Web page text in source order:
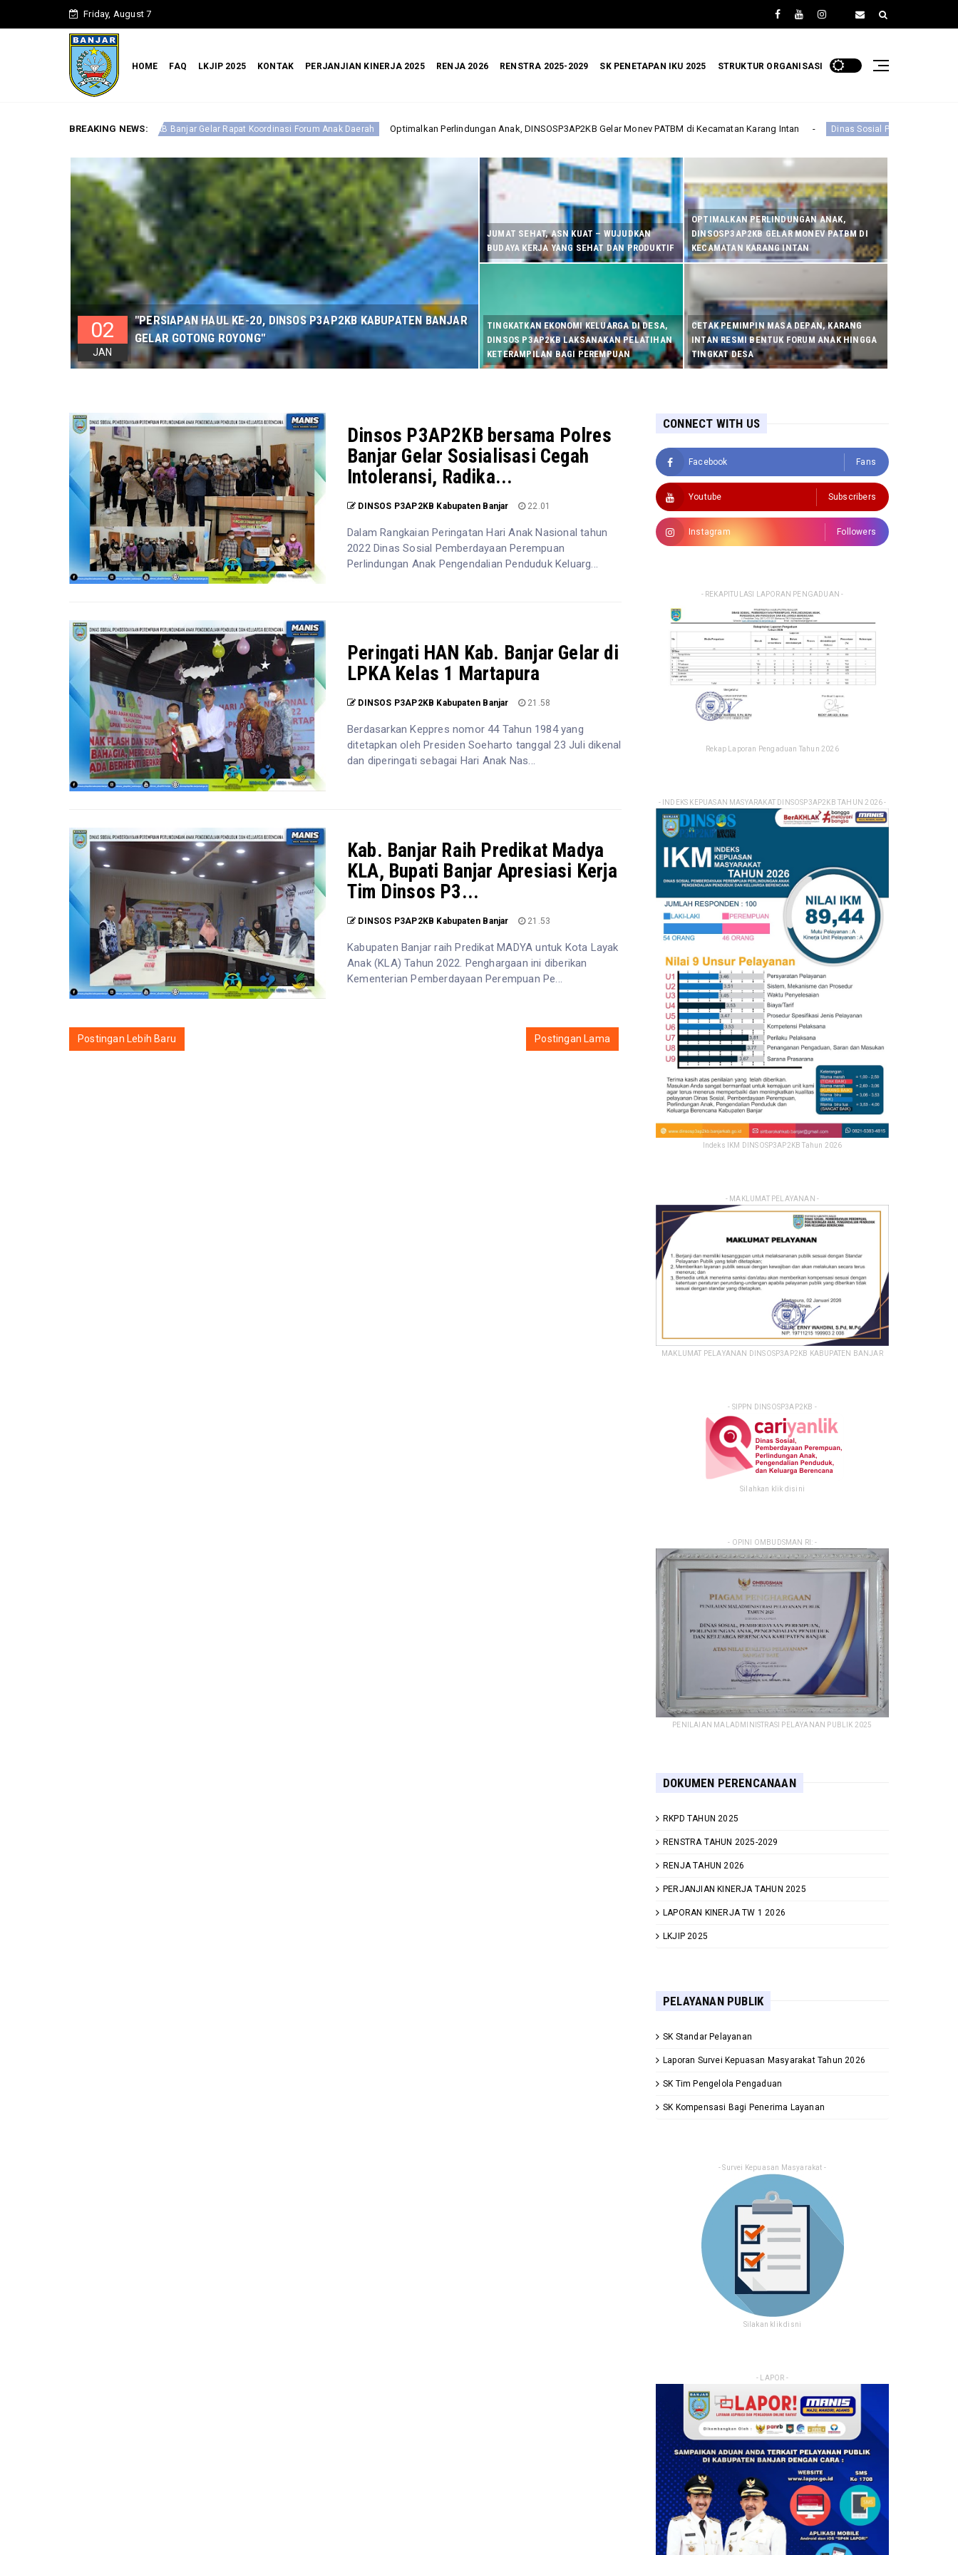
Friday, August 7
HOME FAQ LKJIP 2025 KONTAK PERJANJIAN KINERJA 2025 RENJA 2026 RENSTRA 2025-2029 SK PENETAPAN IKU 2025 STRUKTUR ORGANISASI
BREAKING NEWS:
Banjar Gelar Rapat Koordinasi Forum Anak Daerah Optimalkan Perlindungan Anak, DINSOSP3AP2KB Gelar Monev PATBM di Kecamatan Karang Intan Dinas Sosial P3AP2KB Banjar Gelar Rapat Koordinasi Forum
"PERSIAPAN HAUL KE-20, DINSOS P3AP2KB KABUPATEN BANJAR
GELAR GOTONG ROYONG"
02
JAN
JUMAT SEHAT, ASN KUAT – WUJUDKAN
BUDAYA KERJA YANG SEHAT DAN PRODUKTIF
OPTIMALKAN PERLINDUNGAN ANAK,
DINSOSP3AP2KB GELAR MONEV PATBM DI
KECAMATAN KARANG INTAN
TINGKATKAN EKONOMI KELUARGA DI DESA,
DINSOS P3AP2KB LAKSANAKAN PELATIHAN
KETERAMPILAN BAGI PEREMPUAN
CETAK PEMIMPIN MASA DEPAN, KARANG
INTAN RESMI BENTUK FORUM ANAK HINGGA
TINGKAT DESA
Dinsos P3AP2KB bersama Polres
Banjar Gelar Sosialisasi Cegah
Intoleransi, Radika...
DINSOS P3AP2KB Kabupaten Banjar 22.01
Dalam Rangkaian Peringatan Hari Anak Nasional tahun
2022 Dinas Sosial Pemberdayaan Perempuan
Perlindungan Anak Pengendalian Penduduk Keluarg...
Peringati HAN Kab. Banjar Gelar di
LPKA Kelas 1 Martapura
DINSOS P3AP2KB Kabupaten Banjar 21.58
Berdasarkan Keppres nomor 44 Tahun 1984 yang
ditetapkan oleh Presiden Soeharto tanggal 23 Juli dikenal
dan diperingati sebagai Hari Anak Nas...
Kab. Banjar Raih Predikat Madya
KLA, Bupati Banjar Apresiasi Kerja
Tim Dinsos P3...
DINSOS P3AP2KB Kabupaten Banjar 21.53
Kabupaten Banjar raih Predikat MADYA untuk Kota Layak
Anak (KLA) Tahun 2022. Penghargaan ini diberikan
Kementerian Pemberdayaan Perempuan Pe...
Postingan Lebih Baru Postingan Lama
CONNECT WITH US
Facebook Fans
Youtube Subscribers
Instagram Followers
- REKAPITULASI LAPORAN PENGADUAN -
Rekap Laporan Pengaduan Tahun 2026
- INDEKS KEPUASAN MASYARAKAT DINSOSP3AP2KB TAHUN 2026 -
Indeks IKM DINSOSP3AP2KB Tahun 2026
- MAKLUMAT PELAYANAN -
MAKLUMAT PELAYANAN DINSOSP3AP2KB KABUPATEN BANJAR
- SIPPN DINSOSP3AP2KB -
Silahkan klik disini
- OPINI OMBUDSMAN RI: -
PENILAIAN MALADMINISTRASI PELAYANAN PUBLIK 2025
DOKUMEN PERENCANAAN
RKPD TAHUN 2025
RENSTRA TAHUN 2025-2029
RENJA TAHUN 2026
PERJANJIAN KINERJA TAHUN 2025
LAPORAN KINERJA TW 1 2026
LKJIP 2025
PELAYANAN PUBLIK
SK Standar Pelayanan
Laporan Survei Kepuasan Masyarakat Tahun 2026
SK Tim Pengelola Pengaduan
SK Kompensasi Bagi Penerima Layanan
- Survei Kepuasan Masyarakat -
Silakan klik disni
- LAPOR -